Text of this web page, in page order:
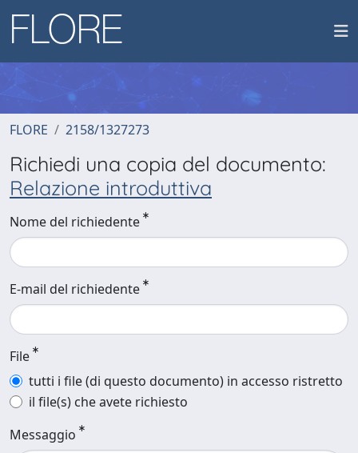
FLORE 2158/1327273
Richiedi una copia del documento:
Relazione introduttiva
Nome del richiedente
E-mail del richiedente
File
tutti i file (di questo documento) in accesso ristretto
il file(s) che avete richiesto
Messaggio